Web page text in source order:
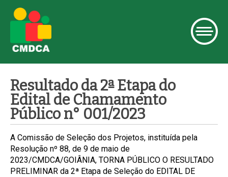
Resultado da 2ª Etapa do
Edital de Chamamento
Público n° 001/2023
A Comissão de Seleção dos Projetos, instituída pela
Resolução nº 88, de 9 de maio de
2023/CMDCA/GOIÂNIA, TORNA PÚBLICO O RESULTADO
PRELIMINAR da 2ª Etapa de Seleção do EDITAL DE